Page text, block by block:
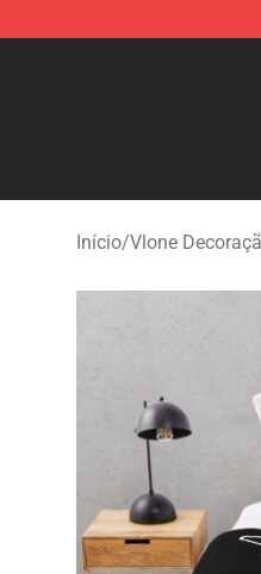
Vlone Shop - Official
Início/Vlone